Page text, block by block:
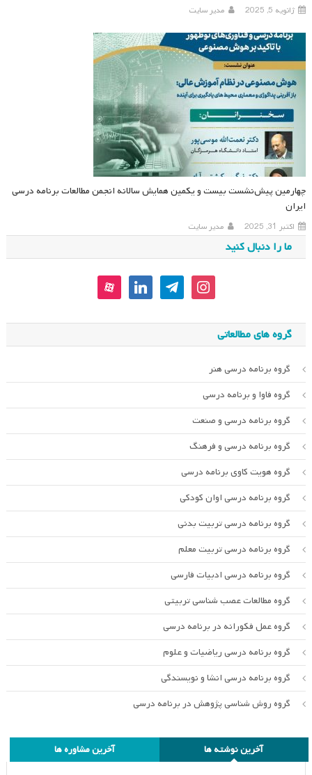
ژانویه 5, 2025 مدیر سایت
چهارمین پیش‌نشست بیست و یکمین همایش سالانه انجمن مطالعات برنامه درسی
ایران
اکتبر 31, 2025 مدیر سایت
ما را دنبال کنید
instagram
telegram
linkedin
aparat
گروه های مطالعاتی
گروه برنامه درسی هنر
گروه فاوا و برنامه درسی
گروه برنامه درسی و صنعت
گروه برنامه درسی و فرهنگ
گروه هویت کاوی برنامه درسی
گروه برنامه درسی اوان کودکی
گروه برنامه درسی تربیت بدنی
گروه برنامه درسی تربیت معلم
گروه برنامه درسی ادبیات فارسی
گروه مطالعات عصب شناسی تربیتی
گروه عمل فکورانه در برنامه درسی
گروه برنامه درسی ریاضیات و علوم
گروه برنامه درسی انشا و نویسندگی
گروه روش شناسی پژوهش در برنامه درسی
آخرین نوشته ها آخرین مشاوره ها